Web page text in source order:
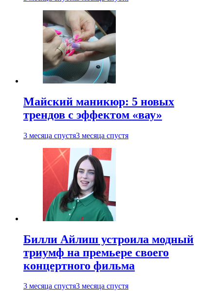
Майский маникюр: 5 новых
трендов с эффектом «вау»
3 месяца спустя3 месяца спустя
Билли Айлиш устроила модный
триумф на премьере своего
концертного фильма
3 месяца спустя3 месяца спустя